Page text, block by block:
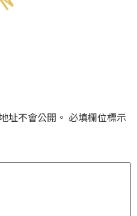
址不會公開。 必填欄位標示